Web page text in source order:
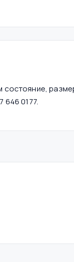
646 0177.